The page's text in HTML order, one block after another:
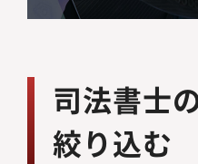
司法書士
絞り込む